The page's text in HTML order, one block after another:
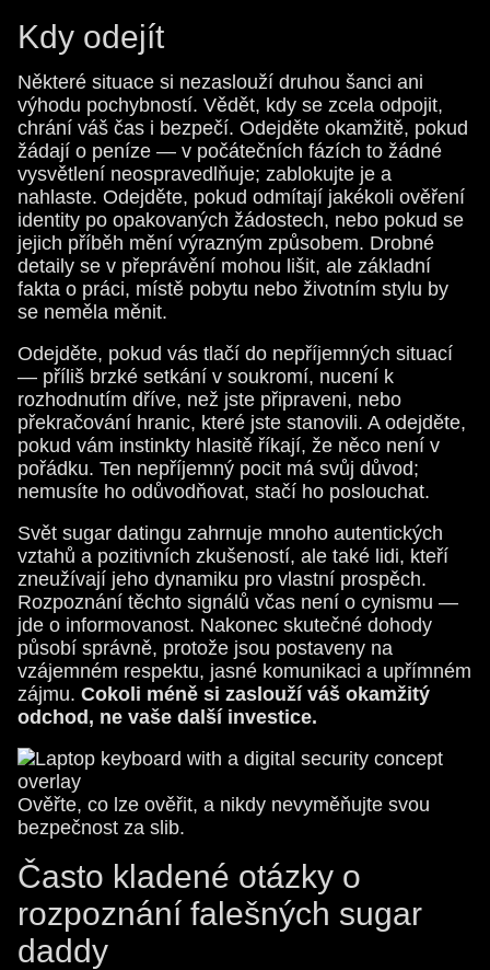
Kdy odejít
Některé situace si nezaslouží druhou šanci ani
výhodu pochybností. Vědět, kdy se zcela odpojit,
chrání váš čas i bezpečí. Odejděte okamžitě, pokud
žádají o peníze — v počátečních fázích to žádné
vysvětlení neospravedlňuje; zablokujte je a
nahlaste. Odejděte, pokud odmítají jakékoli ověření
identity po opakovaných žádostech, nebo pokud se
jejich příběh mění výrazným způsobem. Drobné
detaily se v přeprávění mohou lišit, ale základní
fakta o práci, místě pobytu nebo životním stylu by
se neměla měnit.
Odejděte, pokud vás tlačí do nepříjemných situací
— příliš brzké setkání v soukromí, nucení k
rozhodnutím dříve, než jste připraveni, nebo
překračování hranic, které jste stanovili. A odejděte,
pokud vám instinkty hlasitě říkají, že něco není v
pořádku. Ten nepříjemný pocit má svůj důvod;
nemusíte ho odůvodňovat, stačí ho poslouchat.
Svět sugar datingu zahrnuje mnoho autentických
vztahů a pozitivních zkušeností, ale také lidi, kteří
zneužívají jeho dynamiku pro vlastní prospěch.
Rozpoznání těchto signálů včas není o cynismu —
jde o informovanost. Nakonec skutečné dohody
působí správně, protože jsou postaveny na
vzájemném respektu, jasné komunikaci a upřímném
zájmu. Cokoli méně si zaslouží váš okamžitý
odchod, ne vaše další investice.
Ověřte, co lze ověřit, a nikdy nevyměňujte svou
bezpečnost za slib.
Často kladené otázky o
rozpoznání falešných sugar
daddy